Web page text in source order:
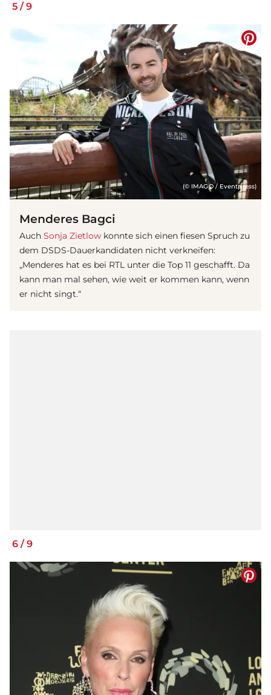
5 / 9
(© IMAGO / Eventpress)
Menderes Bagci
Auch Sonja Zietlow konnte sich einen fiesen Spruch zu
dem DSDS-Dauerkandidaten nicht verkneifen:
„Menderes hat es bei RTL unter die Top 11 geschafft. Da
kann man mal sehen, wie weit er kommen kann, wenn
er nicht singt.“
6 / 9